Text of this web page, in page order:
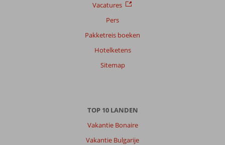
Vacatures
Pers
Pakketreis boeken
Hotelketens
Sitemap
TOP 10 LANDEN
Vakantie Bonaire
Vakantie Bulgarije